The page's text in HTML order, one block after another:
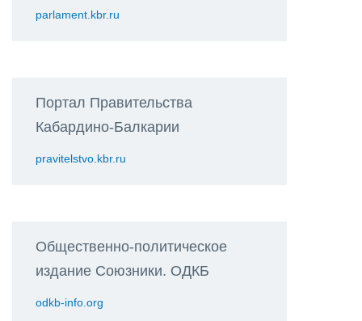
parlament.kbr.ru
Портал Правительства
Кабардино-Балкарии
pravitelstvo.kbr.ru
Общественно-политическое
издание Союзники. ОДКБ
odkb-info.org